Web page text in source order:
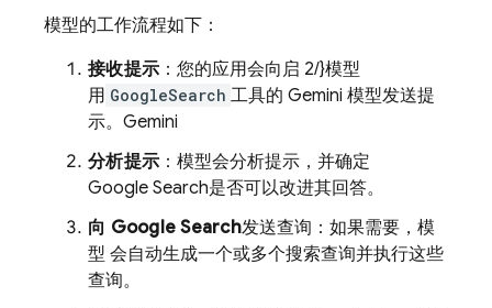
模型的工作流程如下：
接收提示 ：您的应用会向启 2/}模型
用 GoogleSearch 工具的 Gemini 模型发送提
示。 Gemini
分析提示 ：模型会分析提示，并确定
Google Search是否可以改进其回答。
向 Google Search发送查询：如果需要，模
型 会自动生成一个或多个搜索查询并执行这些
查询。